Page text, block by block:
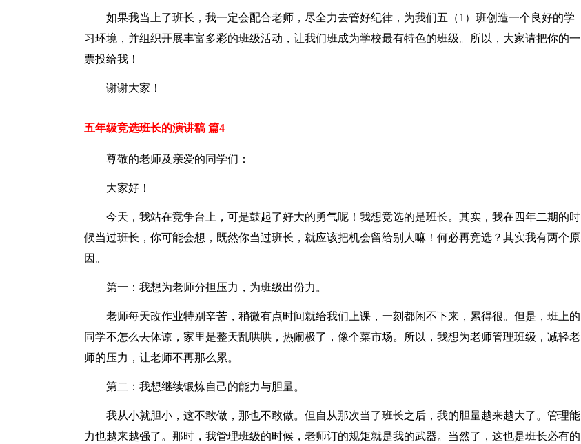
如果我当上了班长，我一定会配合老师，尽全力去管好纪律，为我们五（1）班创造一个良好的学
习环境，并组织开展丰富多彩的班级活动，让我们班成为学校最有特色的班级。所以，大家请把你的一
票投给我！
谢谢大家！
五年级竞选班长的演讲稿 篇4
尊敬的老师及亲爱的同学们：
大家好！
今天，我站在竞争台上，可是鼓起了好大的勇气呢！我想竞选的是班长。其实，我在四年二期的时
候当过班长，你可能会想，既然你当过班长，就应该把机会留给别人嘛！何必再竞选？其实我有两个原
因。
第一：我想为老师分担压力，为班级出份力。
老师每天改作业特别辛苦，稍微有点时间就给我们上课，一刻都闲不下来，累得很。但是，班上的
同学不怎么去体谅，家里是整天乱哄哄，热闹极了，像个菜市场。所以，我想为老师管理班级，减轻老
师的压力，让老师不再那么累。
第二：我想继续锻炼自己的能力与胆量。
我从小就胆小，这不敢做，那也不敢做。但自从那次当了班长之后，我的胆量越来越大了。管理能
力也越来越强了。那时，我管理班级的时候，老师订的规矩就是我的武器。当然了，这也是班长必有的